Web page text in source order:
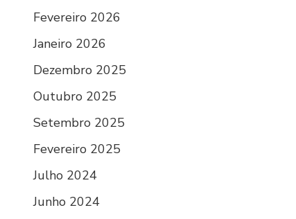
Fevereiro 2026
Janeiro 2026
Dezembro 2025
Outubro 2025
Setembro 2025
Fevereiro 2025
Julho 2024
Junho 2024